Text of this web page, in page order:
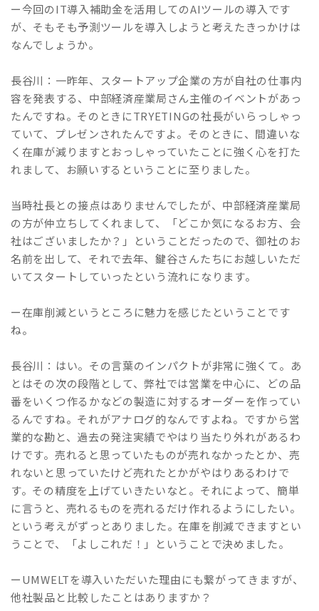
ー今回のIT導入補助金を活用してのAIツールの導入です
が、そもそも予測ツールを導入しようと考えたきっかけは
なんでしょうか。
長谷川：一昨年、スタートアップ企業の方が自社の仕事内
容を発表する、中部経済産業局さん主催のイベントがあっ
たんですね。そのときにTRYETINGの社長がいらっしゃっ
ていて、プレゼンされたんですよ。そのときに、間違いな
く在庫が減りますとおっしゃっていたことに強く心を打た
れまして、お願いするということに至りました。
当時社長との接点はありませんでしたが、中部経済産業局
の方が仲立ちしてくれまして、「どこか気になるお方、会
社はございましたか？」ということだったので、御社のお
名前を出して、それで去年、鍵谷さんたちにお越しいただ
いてスタートしていったという流れになります。
ー在庫削減というところに魅力を感じたということです
ね。
長谷川：はい。その言葉のインパクトが非常に強くて。あ
とはその次の段階として、弊社では営業を中心に、どの品
番をいくつ作るかなどの製造に対するオーダーを作ってい
るんですね。それがアナログ的なんですよね。ですから営
業的な勘と、過去の発注実績でやはり当たり外れがあるわ
けです。売れると思っていたものが売れなかったとか、売
れないと思っていたけど売れたとかがやはりあるわけで
す。その精度を上げていきたいなと。それによって、簡単
に言うと、売れるものを売れるだけ作れるようにしたい。
という考えがずっとありました。在庫を削減できますとい
うことで、「よしこれだ！」ということで決めました。
ーUMWELTを導入いただいた理由にも繋がってきますが、
他社製品と比較したことはありますか？